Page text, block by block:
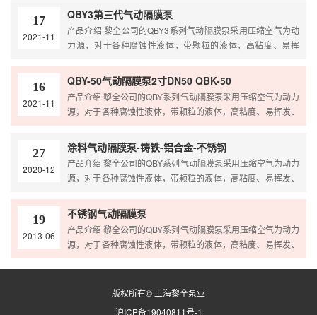
泵、屏蔽泵、泥浆泵和杂质泵等输送机械的许多优点泵的特
点；且可替代各种进口品牌，解决进口泵价格高，维修难，配
件贵的难题。 根据客户的使用介质需求选择不同的泵体和易损
件材质，以保证泵的使用寿命更长，对各种腐蚀性液体，带颗
粒的液体，高粘度、易…
17
2021-11
QBY3第三代气动隔膜泵
产品介绍 黎全公司的QBY3系列气动隔膜泵采用压缩空气为动
力源，对于各种腐蚀性液体，带颗粒的液体，高粘度、易挥
水泵、屏蔽泵、泥浆泵和杂质泵等输送机械的许多优点泵的特
点；且可替代各种进口品牌，解决进口泵价格高，维修难，配
件贵的难题。 根据客户的使用介质需求选择不同的泵体和易损
件材质，以保证泵的使用寿命更长，对各种腐蚀性液体，带颗
16
2021-11
QBY-50气动隔膜泵2寸DN50 QBK-50
产品介绍 黎全公司的QBY系列气动隔膜泵采用压缩空气为动力
源，对于各种腐蚀性液体，带颗粒的液体，高粘度、易挥发、
易燃、剧毒的液体，均能予以抽光吸尽；具有自吸泵、潜水
泵、屏蔽泵、泥浆泵和杂质泵等输送机械的许多优点泵的特
点；且可替代各种进口品牌，解决进口泵价格高，维修难，配
件贵的难题。 根据客户的使用介质需求选择不同的泵体和易损
件材质，以保证泵的使用寿命更长，对各种腐蚀性液体，带颗
粒的液体，高粘度、易…
27
2020-12
涂料气动隔膜泵-铸铁-铝合金-不锈钢
产品介绍 黎全公司的QBY系列气动隔膜泵采用压缩空气为动力
源，对于各种腐蚀性液体，带颗粒的液体，高粘度、易挥发、
泵、屏蔽泵、泥浆泵和杂质泵等输送机械的许多优点泵的特
点；且可替代各种进口品牌，解决进口泵价格高，维修难，配
件贵的难题。 根据客户的使用介质需求选择不同的泵体和易损
件材质，以保证泵的使用寿命更长，对各种腐蚀性液体，带颗
粒的液体，高粘度、易…
19
2013-06
不锈钢气动隔膜泵
产品介绍 黎全公司的QBY系列气动隔膜泵采用压缩空气为动力
源，对于各种腐蚀性液体，带颗粒的液体，高粘度、易挥发、
易燃、剧毒的液体，均能予以抽光吸尽；具有自吸泵、潜水
点；且可替代各种进口品牌，解决进口泵价格高，维修难，配
版权所有© 上海黎全泵业
沪ICP备19040811号-1